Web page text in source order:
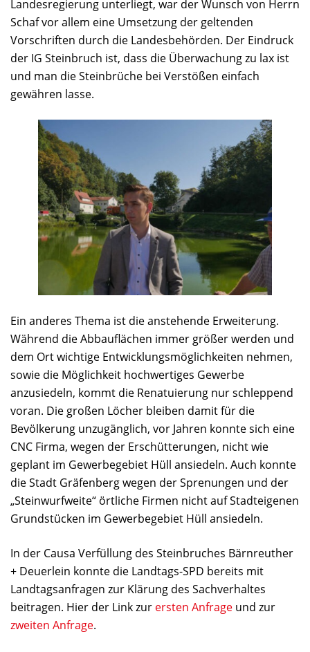
Landesregierung unterliegt, war der Wunsch von Herrn
Schaf vor allem eine Umsetzung der geltenden
Vorschriften durch die Landesbehörden. Der Eindruck
der IG Steinbruch ist, dass die Überwachung zu lax ist
und man die Steinbrüche bei Verstößen einfach
gewähren lasse.
Ein anderes Thema ist die anstehende Erweiterung.
Während die Abbauflächen immer größer werden und
dem Ort wichtige Entwicklungsmöglichkeiten nehmen,
sowie die Möglichkeit hochwertiges Gewerbe
anzusiedeln, kommt die Renatuierung nur schleppend
voran. Die großen Löcher bleiben damit für die
Bevölkerung unzugänglich, vor Jahren konnte sich eine
CNC Firma, wegen der Erschütterungen, nicht wie
geplant im Gewerbegebiet Hüll ansiedeln. Auch konnte
die Stadt Gräfenberg wegen der Sprenungen und der
„Steinwurfweite“ örtliche Firmen nicht auf Stadteigenen
Grundstücken im Gewerbegebiet Hüll ansiedeln.
In der Causa Verfüllung des Steinbruches Bärnreuther
+ Deuerlein konnte die Landtags-SPD bereits mit
Landtagsanfragen zur Klärung des Sachverhaltes
beitragen. Hier der Link zur ersten Anfrage und zur
zweiten Anfrage.